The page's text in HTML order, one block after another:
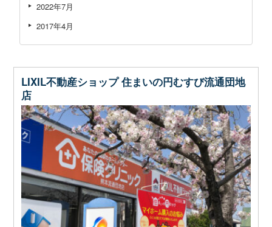
2022年7月
2017年4月
LIXIL不動産ショップ 住まいの円むすび流通団地
店